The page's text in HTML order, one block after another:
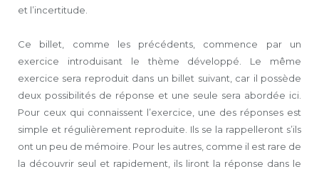
et l’incertitude.
Ce billet, comme les précédents, commence par un
exercice introduisant le thème développé. Le même
exercice sera reproduit dans un billet suivant, car il possède
deux possibilités de réponse et une seule sera abordée ici.
Pour ceux qui connaissent l’exercice, une des réponses est
simple et régulièrement reproduite. Ils se la rappelleront s’ils
ont un peu de mémoire. Pour les autres, comme il est rare de
la découvrir seul et rapidement, ils liront la réponse dans le